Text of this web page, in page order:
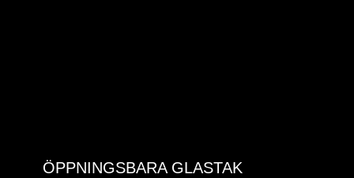
ÖPPNINGSBARA GLASTAK